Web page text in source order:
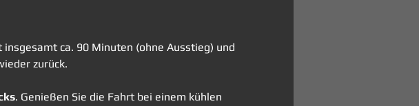
insgesamt ca. 90 Minuten (ohne Ausstieg) und
zurück.
. Genießen Sie die Fahrt bei einem kühlen